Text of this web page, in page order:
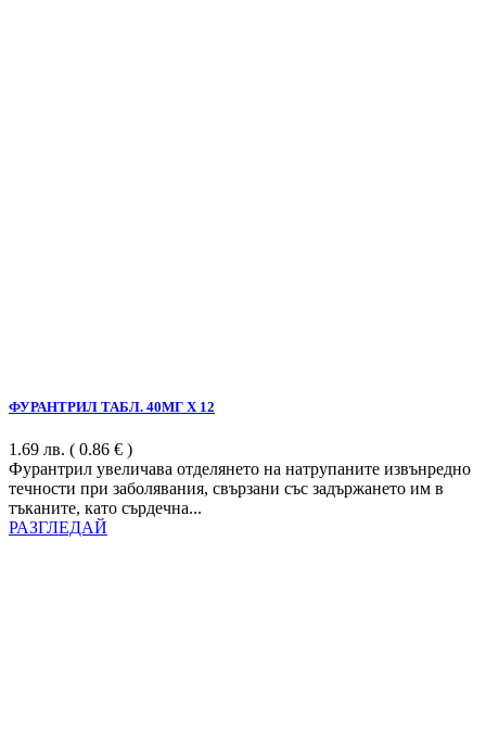
ФУРАНТРИЛ ТАБЛ. 40МГ Х 12
1.69 лв. ( 0.86 € )
Фурантрил увеличава отделянето на натрупаните извънредно
течности при заболявания, свързани със задържането им в
тъканите, като сърдечна...
РАЗГЛЕДАЙ